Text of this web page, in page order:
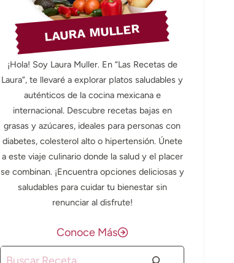
LAURA MULLER
¡Hola! Soy Laura Muller. En “Las Recetas de
Laura”, te llevaré a explorar platos saludables y
auténticos de la cocina mexicana e
internacional. Descubre recetas bajas en
grasas y azúcares, ideales para personas con
diabetes, colesterol alto o hipertensión. Únete
a este viaje culinario donde la salud y el placer
se combinan. ¡Encuentra opciones deliciosas y
saludables para cuidar tu bienestar sin
renunciar al disfrute!
Conoce Más
Buscar